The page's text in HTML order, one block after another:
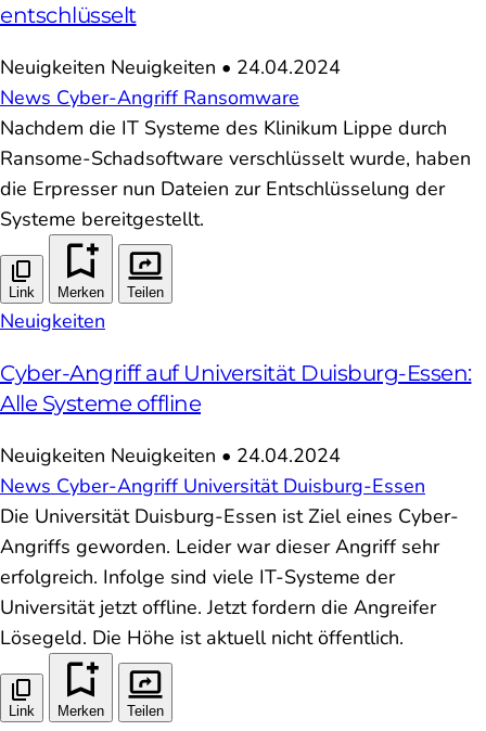
entschlüsselt
Neuigkeiten Neuigkeiten • 24.04.2024
News Cyber-Angriff Ransomware
Nachdem die IT Systeme des Klinikum Lippe durch
Ransome-Schadsoftware verschlüsselt wurde, haben
die Erpresser nun Dateien zur Entschlüsselung der
Systeme bereitgestellt.
Link Merken Teilen
Neuigkeiten
Cyber-Angriff auf Universität Duisburg-Essen:
Alle Systeme offline
Neuigkeiten Neuigkeiten • 24.04.2024
News Cyber-Angriff Universität Duisburg-Essen
Die Universität Duisburg-Essen ist Ziel eines Cyber-
Angriffs geworden. Leider war dieser Angriff sehr
erfolgreich. Infolge sind viele IT-Systeme der
Universität jetzt offline. Jetzt fordern die Angreifer
Lösegeld. Die Höhe ist aktuell nicht öffentlich.
Link Merken Teilen